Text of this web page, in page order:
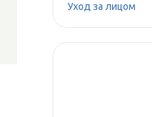
Уход за лицом